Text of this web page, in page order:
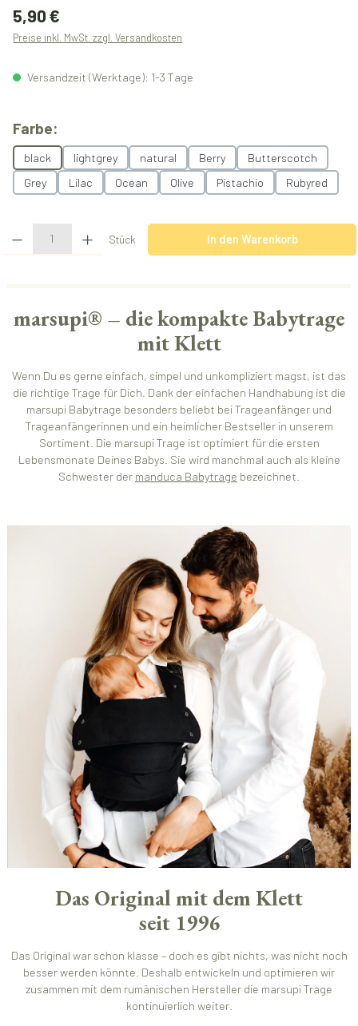
Regulärer Preis:
5,90 €
Preise inkl. MwSt. zzgl. Versandkosten
Versandzeit (Werktage): 1-3 Tage
Farbe:
black lightgrey natural Berry
Butterscotch
Grey
Lilac Ocean Olive Pistachio Rubyred
Produkt Anzahl: Gib den gewünschten Wert ein oder benutze die
Stück In den Warenkorb
marsupi® – die kompakte Babytrage
mit Klett
Wenn Du es gerne einfach, simpel und unkompliziert magst, ist das
die richtige Trage für Dich. Dank der einfachen Handhabung ist die
marsupi Babytrage besonders beliebt bei Trageanfänger und
Trageanfängerinnen und ein heimlicher Bestseller in unserem
Sortiment. Die marsupi Trage ist optimiert für die ersten
Lebensmonate Deines Babys. Sie wird manchmal auch als kleine
Schwester der manduca Babytrage bezeichnet.
Das Original mit dem Klett
seit 1996
Das Original war schon klasse – doch es gibt nichts, was nicht noch
besser werden könnte. Deshalb entwickeln und optimieren wir
zusammen mit dem rumänischen Hersteller die marsupi Trage
kontinuierlich weiter.